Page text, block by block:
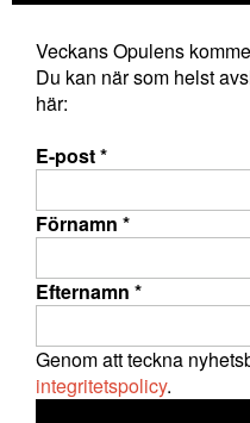
Veckans Opulens
Du kan när som helst
här:
E-post*
Förnamn *
Efternamn *
Genom att teckna
integritetspolicy.